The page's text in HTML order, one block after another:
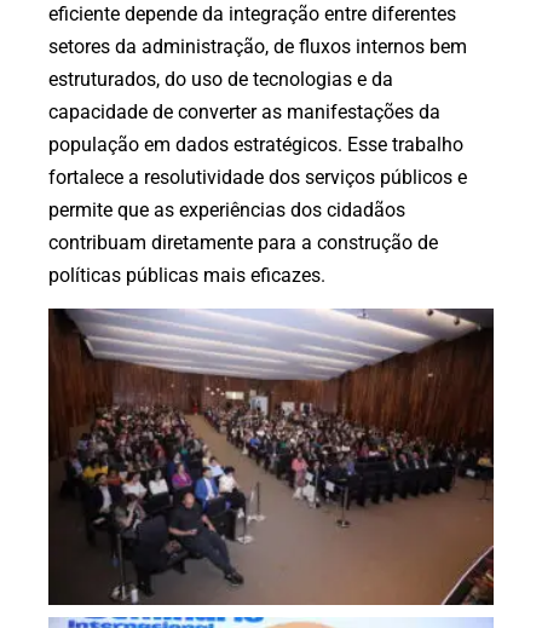
eficiente depende da integração entre diferentes
setores da administração, de fluxos internos bem
estruturados, do uso de tecnologias e da
capacidade de converter as manifestações da
população em dados estratégicos. Esse trabalho
fortalece a resolutividade dos serviços públicos e
permite que as experiências dos cidadãos
contribuam diretamente para a construção de
políticas públicas mais eficazes.